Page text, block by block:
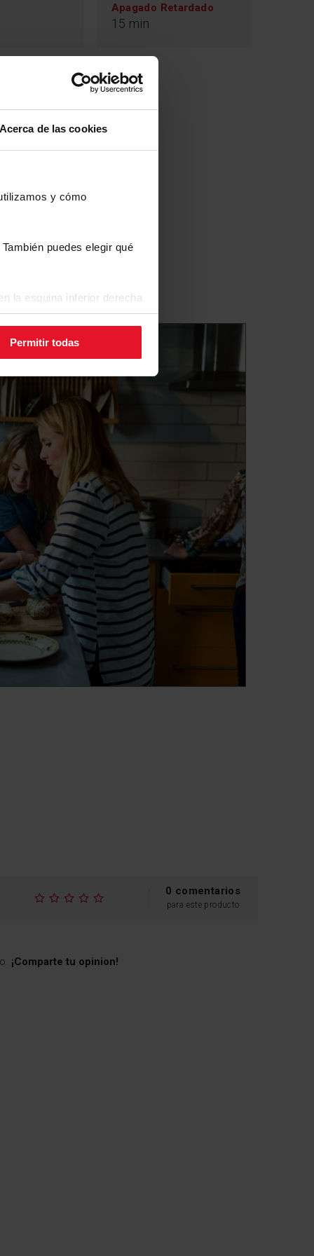
Acerca de las cookies
y cómo
puedes elegir qué
la esquina inferior derecha
Permitir todas
del
pueden ser débiles o fuertes, por
según el modelo, tienen 5
ventilador. No siempre
máxima del ventilador, tal vez
para cocinar una sopa y luego
se fríe algo en la placa.
Apagado Retardado
15 min
0 comentarios
para este producto
¡Comparte tu opinion!